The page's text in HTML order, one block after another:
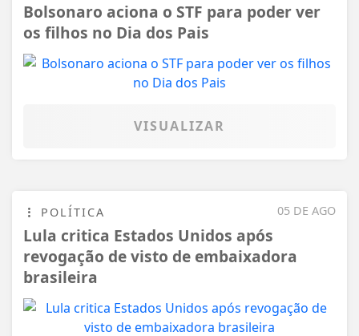
Bolsonaro aciona o STF para poder ver
os filhos no Dia dos Pais
VISUALIZAR
05 DE AGO
POLÍTICA
Lula critica Estados Unidos após
revogação de visto de embaixadora
brasileira